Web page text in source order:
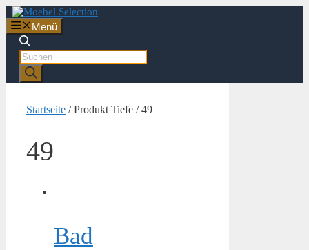
Zum
Inhalt
springen
Menü
Products
search
Startseite / Produkt Tiefe / 49
49
Bad